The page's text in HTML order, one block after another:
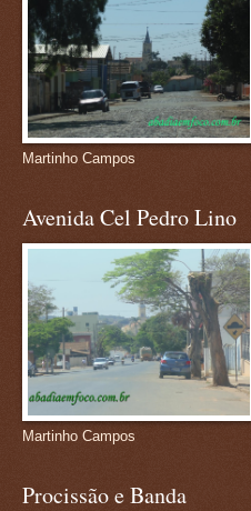
Martinho Campos
Avenida Cel Pedro Lino
Martinho Campos
Procissão e Banda